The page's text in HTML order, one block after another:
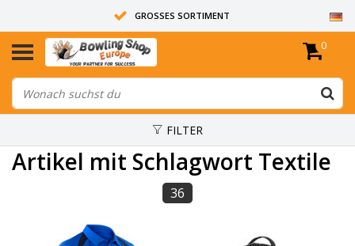
GROSSES SORTIMENT
14 TAGE RÜCKGABERECHT
ALLE BOWLINGKUGELN SIND UNGEBOHRT
0
FILTER
Artikel mit Schlagwort Textile
36